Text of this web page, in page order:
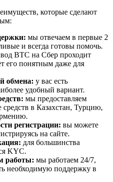
которые сделают
мы отвечаем в первые 2
и всегда готовы помочь.
BTC на Сбер проходит
его понятным даже для
обмена: у вас есть
удобный вариант.
мы предоставляем
в Казахстан, Турцию,
регистрации: вы можете
на сайте.
для большинства
KYC.
работы: мы работаем 24/7,
необходимую поддержку в